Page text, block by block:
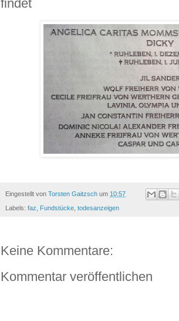
findet
Eingestellt von Torsten Gaitzsch um 10:57
Labels: faz Fundstücke todesanzeigen
Keine Kommentare:
Kommentar veröffentlichen